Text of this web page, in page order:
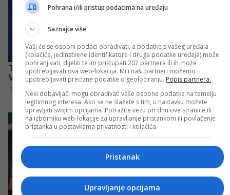
Pohrana i/ili pristup podacima na uređaju
Saznajte više
Vaši će se osobni podaci obrađivati, a podatke s vašeg uređaja
(kolačiće, jedinstvene identifikatore i druge podatke uređaja) može
pohranjivati, dijeliti te im pristupati 207 partnera ili ih može
upotrebljavati ova web-lokacija. Mi i naši partneri možemo
upotrebljavati precizne podatke o geolociranju. Popis partnera.
Neki dobavljači mogu obrađivati vaše osobne podatke na temelju
legitimnog interesa. Ako se ne slažete s tim, u nastavku možete
upravljati svojim opcijama. Potražite vezu pri dnu ove stranice ili
na izborniku web-lokacije za upravljanje pristankom ili povlačenje
pristanka u postavkama privatnosti i kolačića.
Pristanak
Upravljanje opcijama